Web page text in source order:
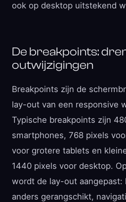
ook op desktop uitstekend
De breakpoints:
outwijzigingen
Breakpoints zijn de
lay-out van een responsive
Typische breakpoints zijn
smartphones, 768 pixels
voor grotere tablets en
1440 pixels voor desktop.
wordt de lay-out aangepast:
anders gerangschikt,